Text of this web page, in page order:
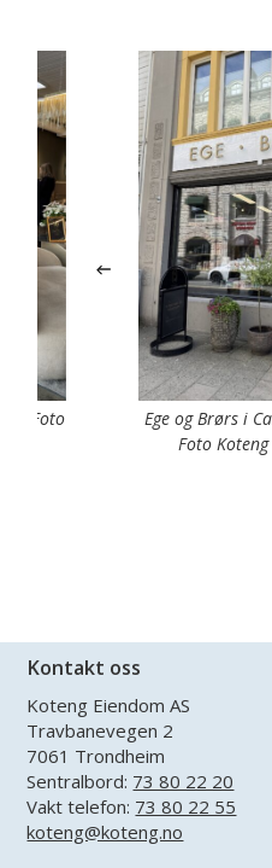
Ege og Brørs i
Foto
Foto
Kontakt oss
Koteng Eiendom AS
Travbanevegen 2
7061 Trondheim
Sentralbord: 73 80 22 20
Vakt telefon: 73 80 22 55
koteng@koteng.no